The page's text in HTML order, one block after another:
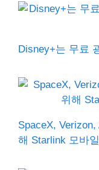
Disney+는 무료
SpaceX,
해 Starlink 모바